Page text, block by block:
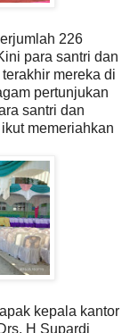
226
para santri dan
mereka di
pertunjukan
santri dan
memeriahkan
kepala kantor
H Supardi